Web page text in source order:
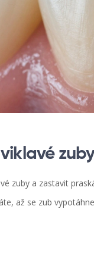
zuby a zastavit
až se zub